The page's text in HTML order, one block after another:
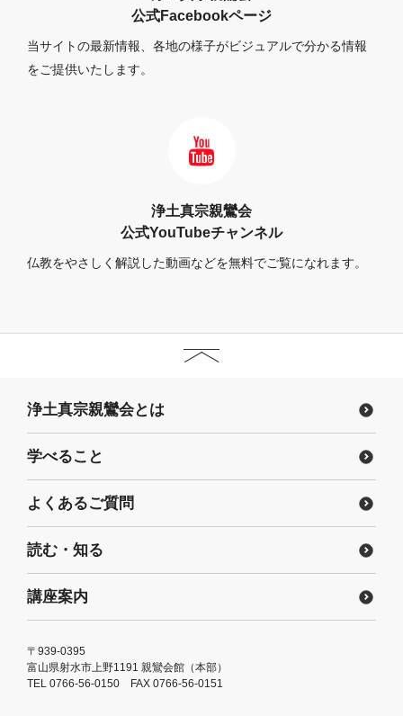
公式Facebookページ
当サイトの最新情報、各地の様子がビジュアルで分かる情報
をご提供いたします。
浄土真宗親鸞会
公式YouTubeチャンネル
仏教をやさしく解説した動画などを無料でご覧になれます。
浄土真宗親鸞会とは
学べること
よくあるご質問
読む・知る
講座案内
〒939-0395
富山県射水市上野1191 親鸞会館（本部）
TEL 0766-56-0150 FAX 0766-56-0151